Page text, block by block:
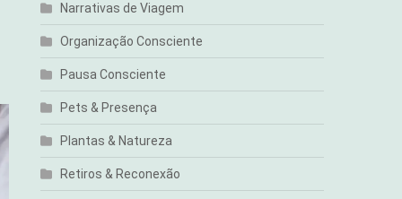
Narrativas de Viagem
Organização Consciente
Pausa Consciente
Pets & Presença
Plantas & Natureza
Retiros & Reconexão